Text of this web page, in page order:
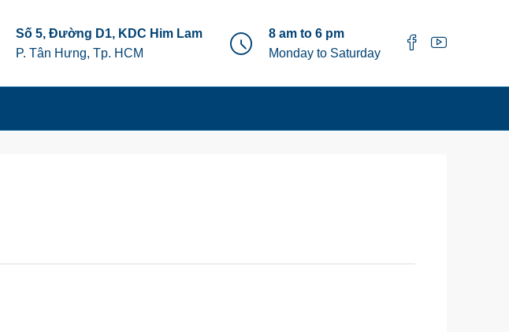
Số 5, Đường D1, KDC Him Lam
P. Tân Hưng, Tp. HCM
8 am to 6 pm
Monday to Saturday